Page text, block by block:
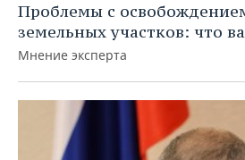
Проблемы с
земельных участков: что
Мнение эксперта